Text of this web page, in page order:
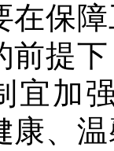
在保
前提
宜加
康、